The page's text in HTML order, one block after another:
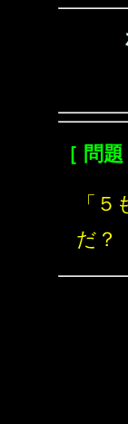
［ 問題
「
だ？